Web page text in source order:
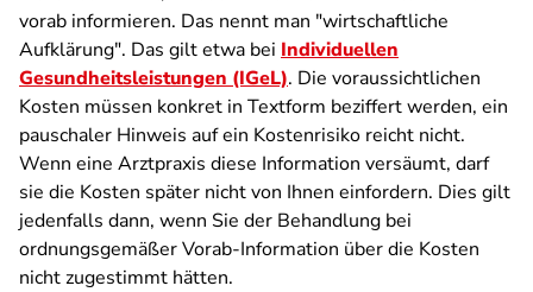
vorab informieren. Das nennt man "wirtschaftliche
Aufklärung". Das gilt etwa bei Individuellen
Gesundheitsleistungen (IGeL). Die voraussichtlichen
Kosten müssen konkret in Textform beziffert werden, ein
pauschaler Hinweis auf ein Kostenrisiko reicht nicht.
Wenn eine Arztpraxis diese Information versäumt, darf
sie die Kosten später nicht von Ihnen einfordern. Dies gilt
jedenfalls dann, wenn Sie der Behandlung bei
ordnungsgemäßer Vorab-Information über die Kosten
nicht zugestimmt hätten.